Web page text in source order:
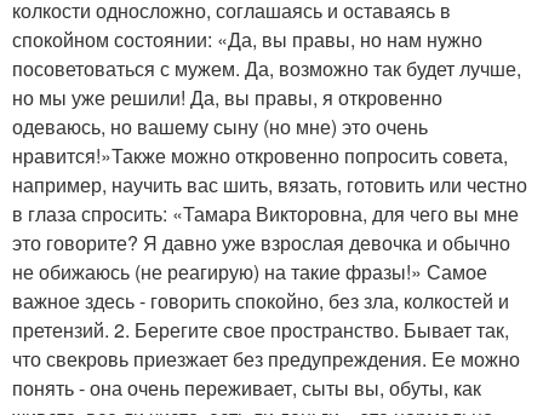
колкости односложно, соглашаясь и оставаясь в
спокойном состоянии: «Да, вы правы, но нам нужно
посоветоваться с мужем. Да, возможно так будет лучше,
но мы уже решили! Да, вы правы, я откровенно
одеваюсь, но вашему сыну (но мне) это очень
нравится!»Также можно откровенно попросить совета,
например, научить вас шить, вязать, готовить или честно
в глаза спросить: «Тамара Викторовна, для чего вы мне
это говорите? Я давно уже взрослая девочка и обычно
не обижаюсь (не реагирую) на такие фразы!» Самое
важное здесь - говорить спокойно, без зла, колкостей и
претензий. 2. Берегите свое пространство. Бывает так,
что свекровь приезжает без предупреждения. Ее можно
понять - она очень переживает, сыты вы, обуты, как